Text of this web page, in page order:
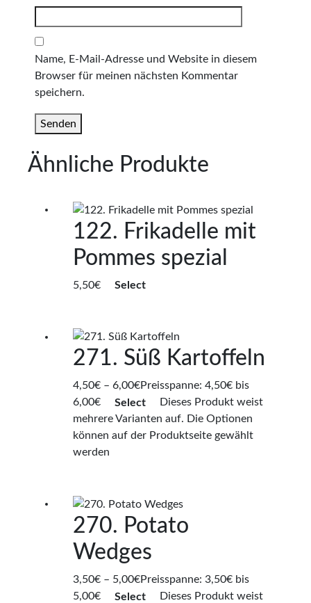
Name, E-Mail-Adresse und Website in diesem
Browser für meinen nächsten Kommentar
speichern.
Ähnliche Produkte
122. Frikadelle mit
Pommes spezial
5,50€ Select
271. Süß Kartoffeln
4,50€ – 6,00€Preisspanne: 4,50€ bis
6,00€
Select
Dieses Produkt weist
mehrere Varianten auf. Die Optionen
können auf der Produktseite gewählt
werden
270. Potato
Wedges
3,50€ – 5,00€Preisspanne: 3,50€ bis
5,00€
Select
Dieses Produkt weist